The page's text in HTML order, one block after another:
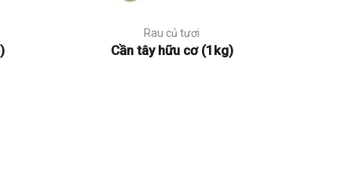
Rau củ tươi
Cần tây hữu cơ (1kg)